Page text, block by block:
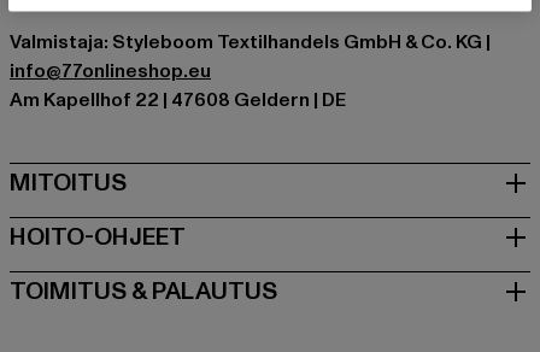
Valmistaja: Styleboom Textilhandels GmbH & Co. KG |
info@77onlineshop.eu
Am Kapellhof 22 | 47608 Geldern | DE
MITOITUS
HOITO-OHJEET
TOIMITUS & PALAUTUS